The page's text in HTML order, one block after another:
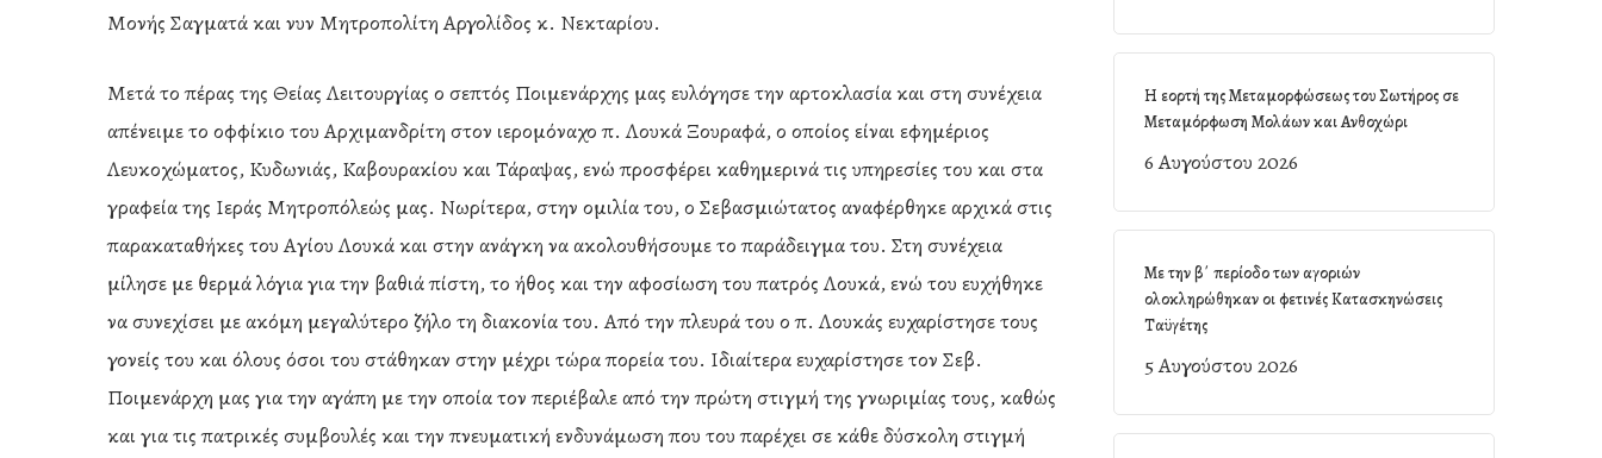
Μονής Σαγματά και νυν Μητροπολίτη Αργολίδος κ. Νεκταρίου.
Μετά το πέρας της Θείας Λειτουργίας ο σεπτός Ποιμενάρχης μας ευλόγησε την αρτοκλασία και στη συνέχεια
απένειμε το οφφίκιο του Αρχιμανδρίτη στον ιερομόναχο π. Λουκά Ξουραφά, ο οποίος είναι εφημέριος
Λευκοχώματος, Κυδωνιάς, Καβουρακίου και Τάραψας, ενώ προσφέρει καθημερινά τις υπηρεσίες του και στα
γραφεία της Ιεράς Μητροπόλεώς μας. Νωρίτερα, στην ομιλία του, ο Σεβασμιώτατος αναφέρθηκε αρχικά στις
παρακαταθήκες του Αγίου Λουκά και στην ανάγκη να ακολουθήσουμε το παράδειγμα του. Στη συνέχεια
μίλησε με θερμά λόγια για την βαθιά πίστη, το ήθος και την αφοσίωση του πατρός Λουκά, ενώ του ευχήθηκε
να συνεχίσει με ακόμη μεγαλύτερο ζήλο τη διακονία του. Από την πλευρά του ο π. Λουκάς ευχαρίστησε τους
γονείς του και όλους όσοι του στάθηκαν στην μέχρι τώρα πορεία του. Ιδιαίτερα ευχαρίστησε τον Σεβ.
Ποιμενάρχη μας για την αγάπη με την οποία τον περιέβαλε από την πρώτη στιγμή της γνωριμίας τους, καθώς
και για τις πατρικές συμβουλές και την πνευματική ενδυνάμωση που του παρέχει σε κάθε δύσκολη στιγμή
Η εορτή της Μεταμορφώσεως του Σωτήρος σε
Μεταμόρφωση Μολάων και Ανθοχώρι
6 Αυγούστου 2026
Με την β΄ περίοδο των αγοριών
ολοκληρώθηκαν οι φετινές Κατασκηνώσεις
Ταϋγέτης
5 Αυγούστου 2026